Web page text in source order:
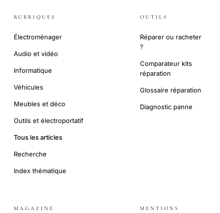
RUBRIQUES
Électroménager
Audio et vidéo
Informatique
Véhicules
Meubles et déco
Outils et électroportatif
Tous les articles
Recherche
Index thématique
OUTILS
Réparer ou racheter
?
Comparateur kits
réparation
Glossaire réparation
Diagnostic panne
MAGAZINE MENTIONS